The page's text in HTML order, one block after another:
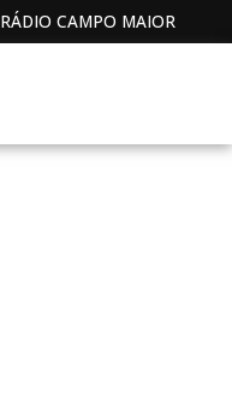
RÁDIO CAMPO MAIOR